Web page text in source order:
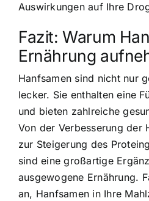
Auswirkungen auf Ihre
Fazit: Warum
Ernährung
Hanfsamen sind nicht nur
lecker. Sie enthalten eine
und bieten zahlreiche
Von der Verbesserung der
zur Steigerung des
sind eine großartige
ausgewogene Ernährung.
an, Hanfsamen in Ihre